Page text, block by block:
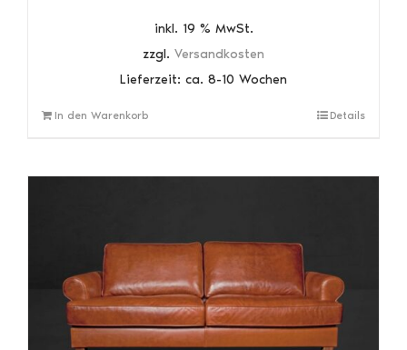
inkl. 19 % MwSt.
zzgl. Versandkosten
Lieferzeit: ca. 8-10 Wochen
In den Warenkorb Details